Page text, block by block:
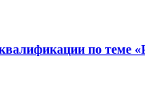
по теме